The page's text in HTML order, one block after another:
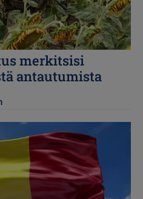
merkitsisi
antautumista